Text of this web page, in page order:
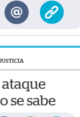
se sabe